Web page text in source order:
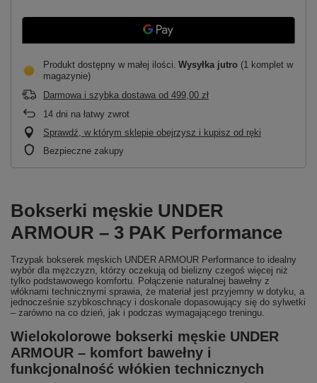
Produkt dostępny w małej ilości Wysyłka jutro (1 komplet w
magazynie)
Darmowa i szybka dostawa od 499,00 zł
14 dni na łatwy zwrot
Sprawdź, w którym sklepie obejrzysz i kupisz od ręki
Bezpieczne zakupy
Bokserki męskie UNDER
ARMOUR – 3 PAK Performance
Trzypak bokserek męskich UNDER ARMOUR Performance to idealny
wybór dla mężczyzn, którzy oczekują od bielizny czegoś więcej niż
tylko podstawowego komfortu. Połączenie naturalnej bawełny z
włóknami technicznymi sprawia, że materiał jest przyjemny w dotyku, a
jednocześnie szybkoschnący i doskonale dopasowujący się do sylwetki
– zarówno na co dzień, jak i podczas wymagającego treningu.
Wielokolorowe bokserki męskie UNDER
ARMOUR – komfort bawełny i
funkcjonalność włókien technicznych